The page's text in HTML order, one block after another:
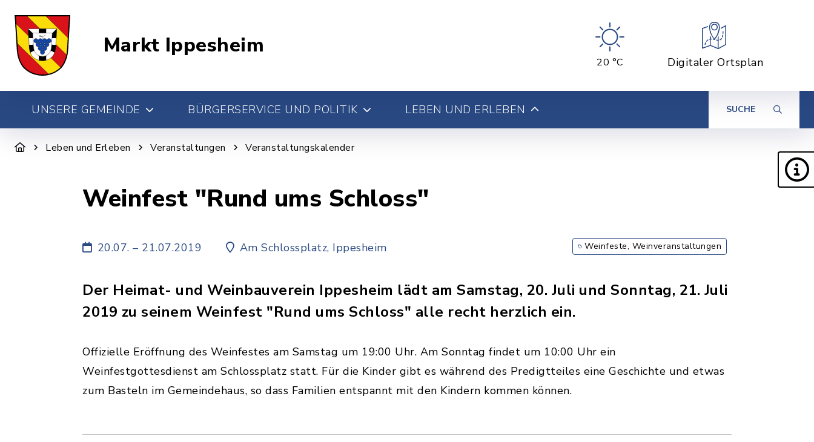
Markt Ippesheim
20 °C Digitaler Ortsplan
UNSERE GEMEINDE BÜRGERSERVICE UND POLITIK LEBEN UND ERLEBEN SUCHE
Leben und Erleben Veranstaltungen Veranstaltungskalender
Weinfest "Rund ums Schloss"
20.07. – 21.07.2019 Am Schlossplatz, Ippesheim Weinfeste, Weinveranstaltungen
Der Heimat- und Weinbauverein Ippesheim lädt am Samstag, 20. Juli und Sonntag, 21. Juli
2019 zu seinem Weinfest "Rund ums Schloss" alle recht herzlich ein.
Offizielle Eröffnung des Weinfestes am Samstag um 19:00 Uhr. Am Sonntag findet um 10:00 Uhr ein
Weinfestgottesdienst am Schlossplatz statt. Für die Kinder gibt es während des Predigtteiles eine Geschichte und etwas
zum Basteln im Gemeindehaus, so dass Familien entspannt mit den Kindern kommen können.